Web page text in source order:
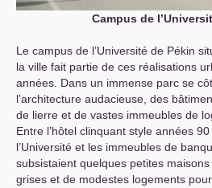
Campus de
Le campus de l’Université de Pékin
la ville fait partie de ces réalisations
années. Dans un immense parc se
l’architecture audacieuse, des
de lierre et de vastes immeubles de
Entre l’hôtel clinquant style années
l’Université et les immeubles de
subsistaient quelques petites
grises et de modestes logements